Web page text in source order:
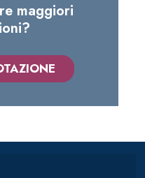
maggiori